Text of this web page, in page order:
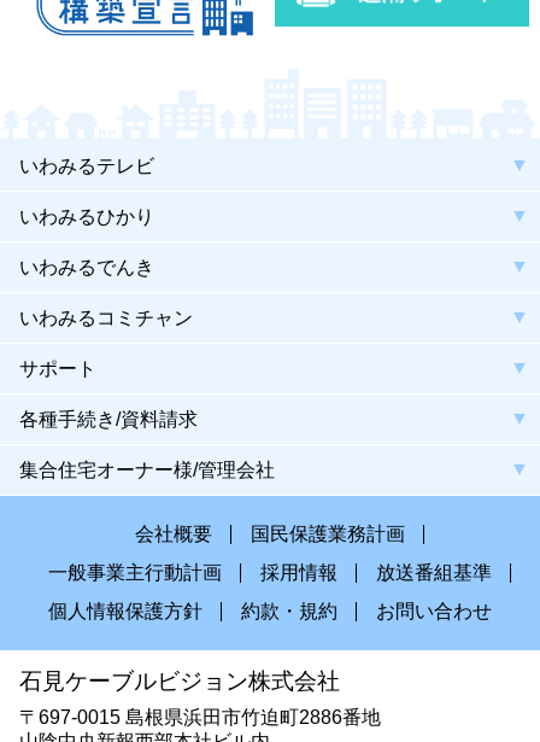
いわみるテレビ
いわみるひかり
いわみるでんき
いわみるコミチャン
サポート
各種手続き/資料請求
集合住宅オーナー様/管理会社
会社概要
国民保護業務計画
一般事業主行動計画
採用情報
放送番組基準
個人情報保護方針
約款・規約 お問い合わせ
石見ケーブルビジョン株式会社
〒697-0015 島根県浜田市竹迫町2886番地